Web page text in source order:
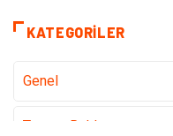
KATEGORILER
Genel
Tanıtıcı Reklam